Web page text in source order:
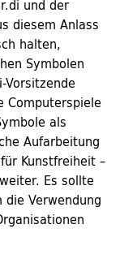
und der
diesem Anlass
halten,
Symbolen
Computerspiele
als
Aufarbeitung
Kunstfreiheit –
Es sollte
Verwendung